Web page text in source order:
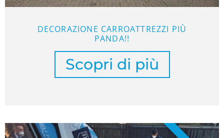
DECORAZIONE CARROATTREZZI PIÙ
PANDA!!
Scopri di più